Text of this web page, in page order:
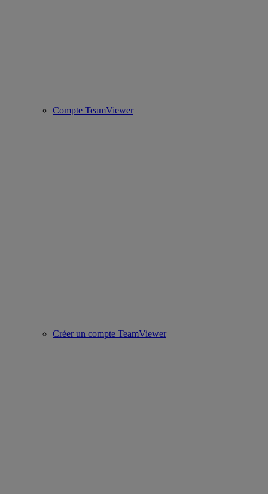
Compte TeamViewer
Créer un compte TeamViewer